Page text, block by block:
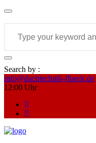
Search by :
info@dachtechnik-flueck.de
12:00 Uhr